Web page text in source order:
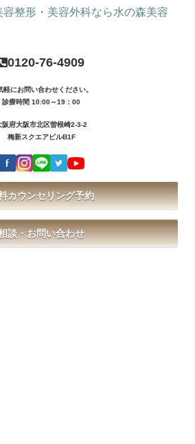
0120-76-4909
軽にお問い合わせください。
診療時間 10:00～19：00
阪府大阪市北区曽根崎2-3-2
梅新スクエアビルB1F
カウンセリング予約
談・お問い合わせ